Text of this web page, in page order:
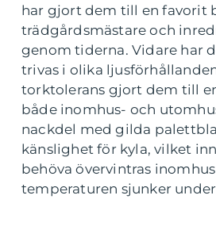
har gjort dem till en favorit
trädgårdsmästare och
genom tiderna. Vidare har
trivas i olika
torktolerans gjort dem till
både inomhus- och
nackdel med gilda
känslighet för kyla, vilket
behöva övervintras
temperaturen sjunker under